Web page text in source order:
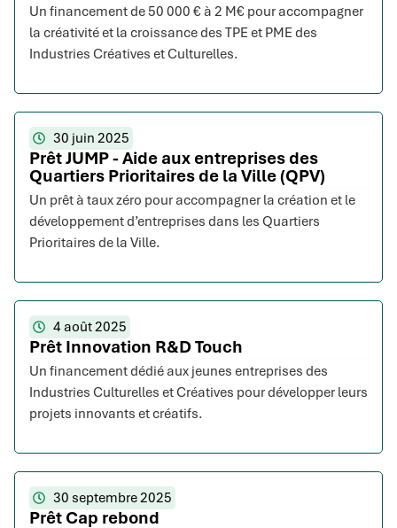
Un financement de 50 000 € à 2 M€ pour accompagner
la créativité et la croissance des TPE et PME des
Industries Créatives et Culturelles.
30 juin 2025
Prêt JUMP - Aide aux entreprises des
Quartiers Prioritaires de la Ville (QPV)
Un prêt à taux zéro pour accompagner la création et le
développement d’entreprises dans les Quartiers
Prioritaires de la Ville.
4 août 2025
Prêt Innovation R&D Touch
Un financement dédié aux jeunes entreprises des
Industries Culturelles et Créatives pour développer leurs
projets innovants et créatifs.
30 septembre 2025
Prêt Cap rebond